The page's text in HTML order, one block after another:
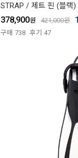
STRAP / 제트 핀 (블랙)
378,900원 421,000원
구매 738 후기 47